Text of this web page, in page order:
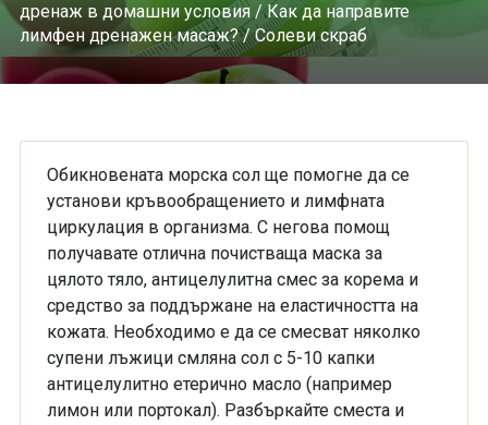
дренаж в домашни условия/Как да направите
лимфен дренажен масаж?/ Солеви скраб
Обикновената морска сол ще помогне да се
установи кръвообращението и лимфната
циркулация в организма. С негова помощ
получавате отлична почистваща маска за
цялото тяло, антицелулитна смес за корема и
средство за поддържане на еластичността на
кожата. Необходимо е да се смесват няколко
супени лъжици смляна сол с 5-10 капки
антицелулитно етерично масло (например
лимон или портокал). Разбъркайте сместа и